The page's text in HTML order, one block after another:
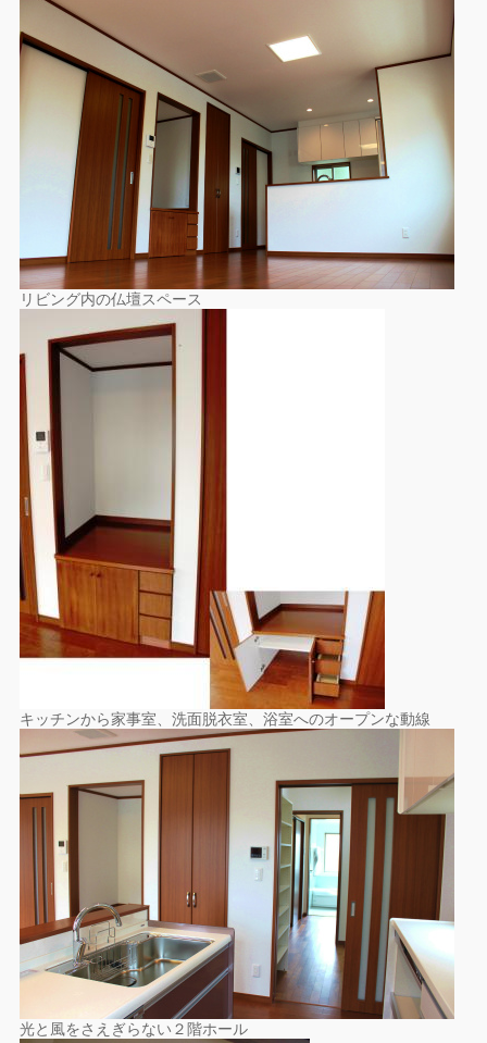
リビング内の仏壇スペース
キッチンから家事室、洗面脱衣室、浴室へのオープンな動線
光と風をさえぎらない２階ホール